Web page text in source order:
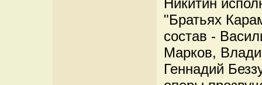
Никитин
"Братьях
состав -
Марков,
Геннадий